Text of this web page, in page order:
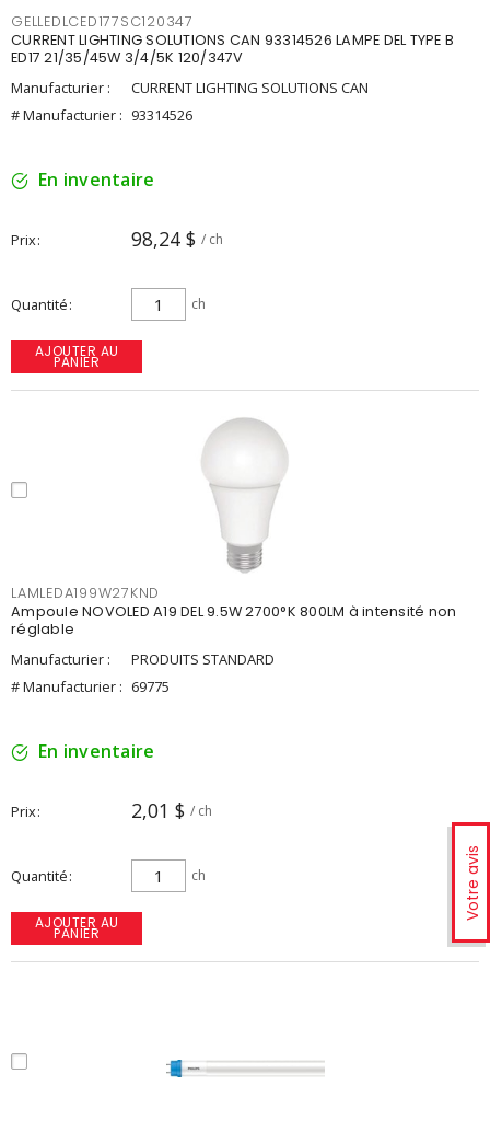
Votre avis
GELLEDLCED177SC120347
CURRENT LIGHTING SOLUTIONS CAN 93314526 LAMPE DEL TYPE B
ED17 21/35/45W 3/4/5K 120/347V
Manufacturier :
CURRENT LIGHTING SOLUTIONS CAN
# Manufacturier : 93314526
En inventaire
Prix 98,24 $ / ch
Quantité ch
AJOUTER AU
PANIER
LAMLEDA199W27KND
Ampoule NOVOLED A19 DEL 9.5W 2700°K 800LM à intensité non
réglable
Manufacturier :
PRODUITS STANDARD
# Manufacturier : 69775
En inventaire
Prix 2,01 $ / ch
Quantité ch
AJOUTER AU
PANIER